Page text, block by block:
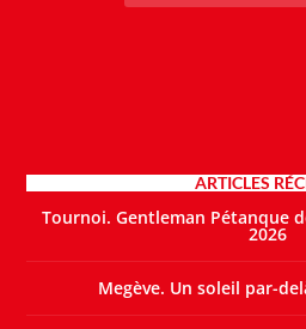
ARTICLES
Tournoi. Gentleman Pétanque
2026
Megève. Un soleil par-